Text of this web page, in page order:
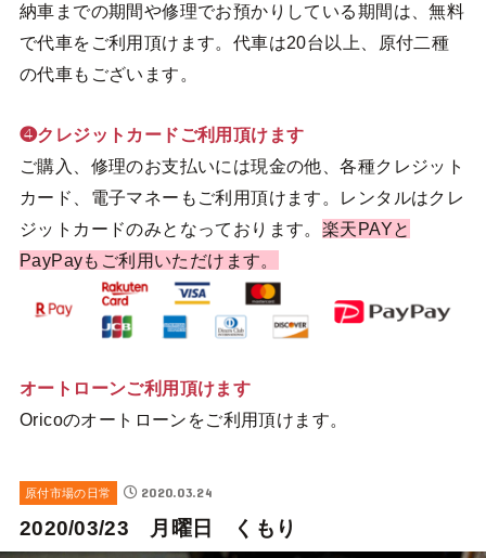
納車までの期間や修理でお預かりしている期間は、無料
で代車をご利用頂けます。代車は20台以上、原付二種
の代車もございます。
❹クレジットカードご利用頂けます
ご購入、修理のお支払いには現金の他、各種クレジット
カード、電子マネーもご利用頂けます。レンタルはクレ
ジットカードのみとなっております。 楽天PAYと
PayPayもご利用いただけます。
オートローンご利用頂けます
Oricoのオートローンをご利用頂けます。
原付市場の日常 2020.03.24
2020/03/23 月曜日 くもり